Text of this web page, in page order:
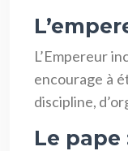
L’Empereur
encourage à
discipline,
Le